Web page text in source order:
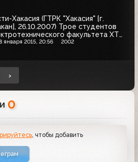
Хакасия (ГТРК "Хакасия" [г.
26.10.2007) Трое студентов
факультета ХТИ
Сибирского Федерального
января 2015, 20:56 2002
›
0
, чтобы добавить